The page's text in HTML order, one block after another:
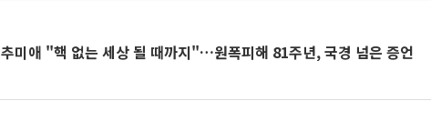
추미애 "핵 없는 세상 될 때까지"…원폭피해 81주년, 국경 넘은 증언